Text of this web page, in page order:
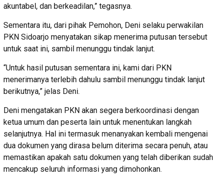
akuntabel, dan berkeadilan,” tegasnya.
Sementara itu, dari pihak Pemohon, Deni selaku perwakilan
PKN Sidoarjo menyatakan sikap menerima putusan tersebut
untuk saat ini, sambil menunggu tindak lanjut.
“Untuk hasil putusan sementara ini, kami dari PKN
menerimanya terlebih dahulu sambil menunggu tindak lanjut
berikutnya,” jelas Deni.
Deni mengatakan PKN akan segera berkoordinasi dengan
ketua umum dan peserta lain untuk menentukan langkah
selanjutnya. Hal ini termasuk menanyakan kembali mengenai
dua dokumen yang dirasa belum diterima secara penuh, atau
memastikan apakah satu dokumen yang telah diberikan sudah
mencakup seluruh informasi yang dimohonkan.